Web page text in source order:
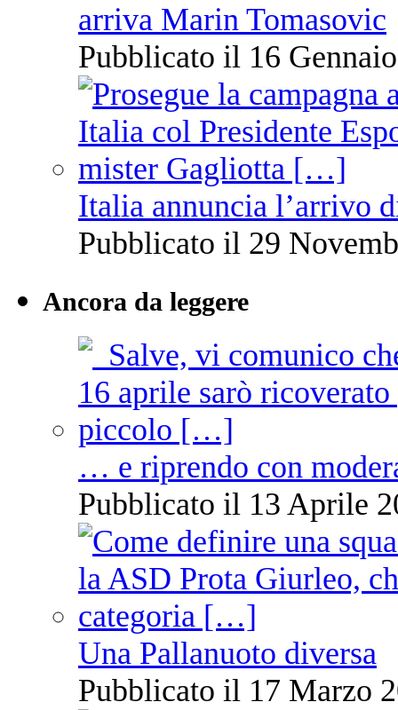
arriva Marin Tomasovic
Pubblicato il 16
Italia annuncia l’arrivo
Pubblicato il 29
Ancora da leggere
… e riprendo con
Pubblicato il 13 Aprile
Una Pallanuoto diversa
Pubblicato il 17 Marzo